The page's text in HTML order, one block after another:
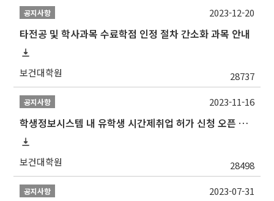
공지사항
타전공 및 학사과목 수료학점 인정 절차 간소화 과목 안내
보건대학원 28737
2023-12-20
공지사항
학생정보시스템 내 유학생 시간제취업 허가 신청 오픈 안내
보건대학원 28498
2023-11-16
공지사항 2023-07-31